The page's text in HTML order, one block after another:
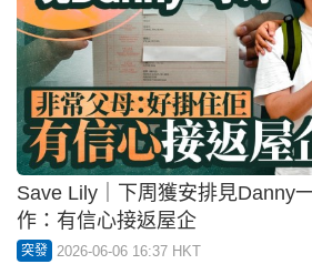
Save Lily｜下周獲安排見Danny
作：有信心接返屋企
突發 2026-06-06 16:37 HKT